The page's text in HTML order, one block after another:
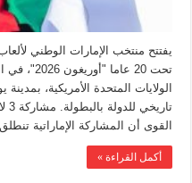
يفتتح منتخب الإمارات الوطني
تحت 20
الولايات المتحدة الأمريكية،
القوى أن المشاركة الإماراتية
أكمل القراءة »